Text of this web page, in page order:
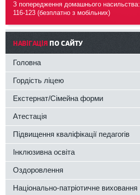
З попередження домашнього насильства:
116-123 (безплатно з мобільних)
------
НАВІГАЦІЯПО САЙТУ
Головна
Гордість ліцею
Екстернат/Сімейна форми
Атестація
Підвищення кваліфікації педагогів
Інклюзивна освіта
Оздоровлення
Національно-патріотичне виховання